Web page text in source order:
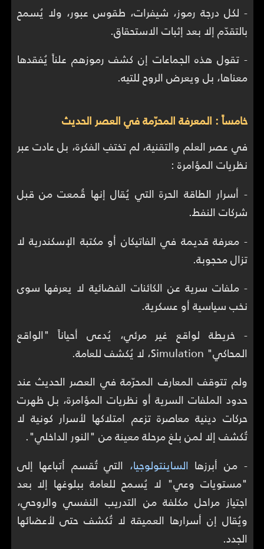
- لكل درجة رموز، شيفرات، طقوس عبور، ولا يُسمح
بالتقدّم إلا بعد إثبات الاستحقاق.
- تقول هذه الجماعات إن كشف رموزهم علناً يُفقدها
معناها، بل ويعرض الروح للتيه.
خامساً : المعرفة المحرّمة في العصر الحديث
في عصر العلم والتقنية، لم تختفِ الفكرة، بل عادت عبر
نظريات المؤامرة :
- أسرار الطاقة الحرة التي يُقال إنها قُمعت من قبل
شركات النفط.
- معرفة قديمة في الفاتيكان أو مكتبة الإسكندرية لا
تزال محجوبة.
- ملفات سرية عن الكائنات الفضائية لا يعرفها سوى
نخب سياسية أو عسكرية.
- خريطة لواقع غير مرئي، يُدعى أحياناً "الواقع
المحاكي" Simulation، لا يُكشف للعامة.
ولم تتوقف المعارف المحرّمة في العصر الحديث عند
حدود الملفات السرية أو نظريات المؤامرة، بل ظهرت
حركات دينية معاصرة تزعم امتلاكها لأسرار كونية لا
تُكشف إلا لمن بلغ مرحلة معينة من "النور الداخلي".
- من أبرزها الساينتولوجيا، التي تُقسم أتباعها إلى
"مستويات وعي" لا يُسمح للعامة ببلوغها إلا بعد
اجتياز مراحل مكلفة من التدريب النفسي والروحي،
ويُقال إن أسرارها العميقة لا تُكشف حتى لأعضائها
الجدد.